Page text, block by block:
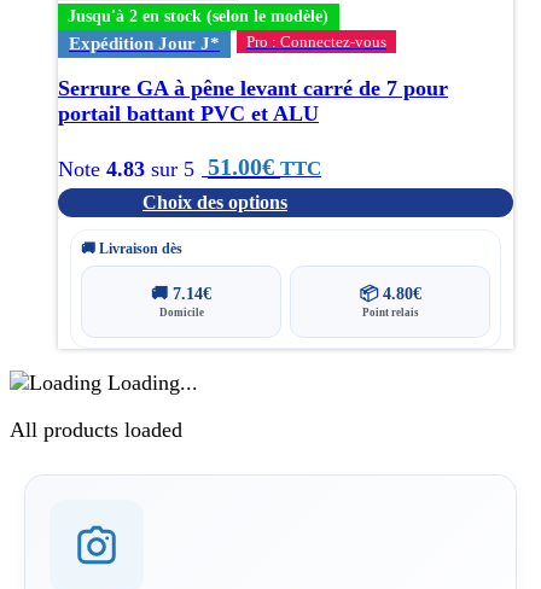
Jusqu'à 2 en stock (selon le modèle)
Expédition Jour J* Pro : Connectez-vous
Serrure GA à pêne levant carré de 7 pour
portail battant PVC et ALU
Note 4.83 sur 5 51.00€ TTC
Choix des options
choisies
sur
la
page
du
🚚 Livraison dès
🚚7.14€
Domicile
📦 4.80€
Point relais
Loading...
All products loaded